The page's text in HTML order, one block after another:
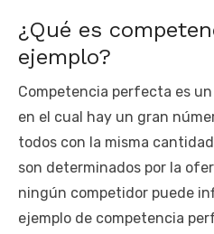
¿Qué es
ejemplo?
Competencia perfecta es
en el cual hay un gran
todos con la misma
son determinados por la
ningún competidor puede
ejemplo de competencia